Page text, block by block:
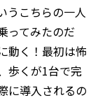
うこちらの一人
ってみたのだ
動く！最初は怖
歩くが1台で完
に導入されるの